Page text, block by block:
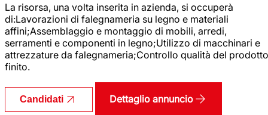
La risorsa, una volta inserita in azienda, si occuperà
di:Lavorazioni di falegnameria su legno e materiali
affini;Assemblaggio e montaggio di mobili, arredi,
serramenti e componenti in legno;Utilizzo di macchinari e
attrezzature da falegnameria;Controllo qualità del prodotto
finito.
Candidati Dettaglio annuncio